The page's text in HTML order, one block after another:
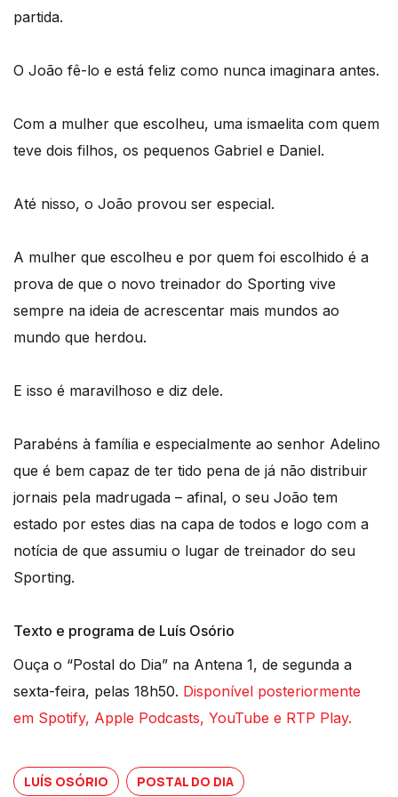
partida.
O João fê-lo e está feliz como nunca imaginara antes.
Com a mulher que escolheu, uma ismaelita com quem
teve dois filhos, os pequenos Gabriel e Daniel.
Até nisso, o João provou ser especial.
A mulher que escolheu e por quem foi escolhido é a
prova de que o novo treinador do Sporting vive
sempre na ideia de acrescentar mais mundos ao
mundo que herdou.
E isso é maravilhoso e diz dele.
Parabéns à família e especialmente ao senhor Adelino
que é bem capaz de ter tido pena de já não distribuir
jornais pela madrugada – afinal, o seu João tem
estado por estes dias na capa de todos e logo com a
notícia de que assumiu o lugar de treinador do seu
Sporting.
Texto e programa de Luís Osório
Ouça o “Postal do Dia” na Antena 1, de segunda a
sexta-feira, pelas 18h50. Disponível posteriormente
em Spotify, Apple Podcasts, YouTube e RTP Play.
LUÍS OSÓRIO POSTAL DO DIA